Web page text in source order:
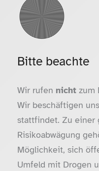
Bitte beachte
Wir rufen nicht zum
Wir beschäftigen
stattfindet. Zu einer
Risikoabwägung
Möglichkeit, sich
Umfeld mit Drogen